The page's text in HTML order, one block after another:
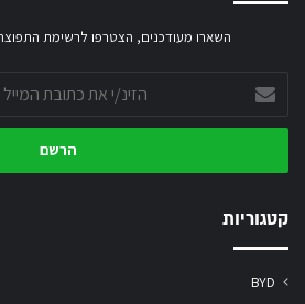
השארו מעודכנים, הצטרפו לרשימת
את
כתובת
שלך
קטגוריות
BYD